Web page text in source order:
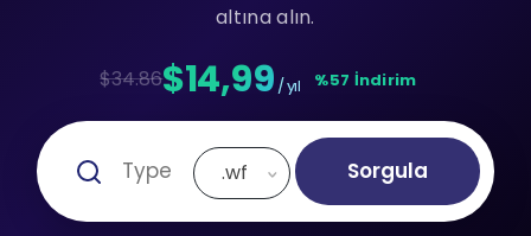
altına alın.
$34.86$14,99 / yıl %57 İndirim
.wf Sorgula